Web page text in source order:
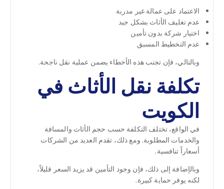
الاعتماد على عمالة غير مدربة
عدم تغليف الأثاث بشكل جيد
اختيار شركة بدون تأمين
عدم التخطيط المسبق
وبالتالي، فإن تجنب هذه الأخطاء يضمن عملية نقل ناجحة.
تكلفة نقل الأثاث في
الكويت
في الواقع، تختلف التكلفة حسب حجم الأثاث والمسافة
والخدمات المطلوبة. ومع ذلك، تقدم العديد من الشركات
أسعاراً تنافسية.
وبالإضافة إلى ذلك، فإن وجود التأمين قد يزيد السعر قليلاً،
لكنه يوفر حماية كبيرة.